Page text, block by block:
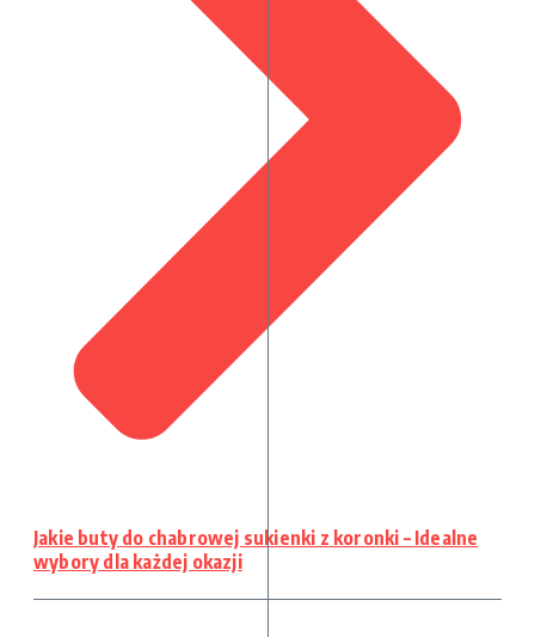
Jakie buty do chabrowej sukienki z koronki – Idealne
wybory dla każdej okazji